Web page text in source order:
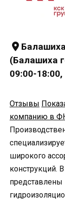
(Балашиха
09:00-
Отзывы
компанию в
широкого
конструкций.
представлены